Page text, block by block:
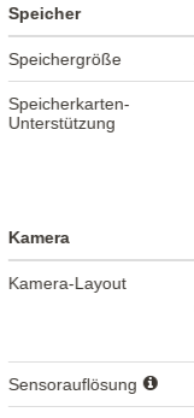
Speicher
Speichergröße
Speicherkarten-
Unterstützung
Kamera
Kamera-Layout
Sensorauflösung